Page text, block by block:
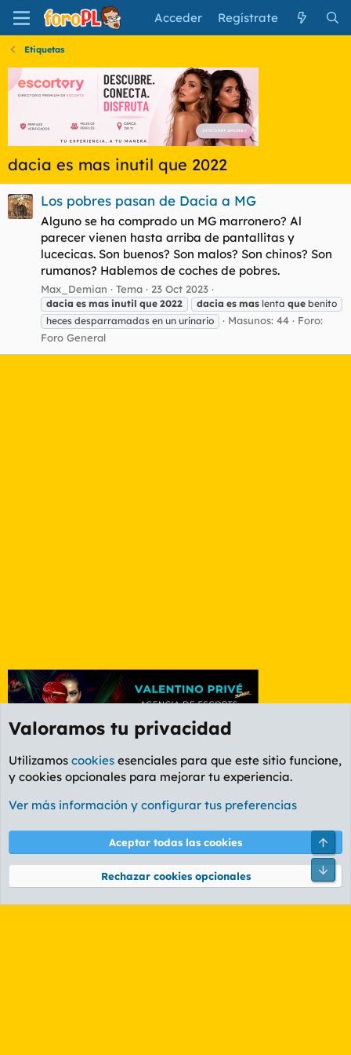
Acceder Regístrate
Etiquetas
dacia es mas inutil que 2022
Los pobres pasan de Dacia a MG
Alguno se ha comprado un MG marronero? Al
parecer vienen hasta arriba de pantallitas y
lucecicas. Son buenos? Son malos? Son chinos? Son
rumanos? Hablemos de coches de pobres.
Max_Demian Tema 23 Oct 2023
dacia es mas inutil que 2022 dacia es mas lenta que benito
heces desparramadas en un urinario
Masunos: 44
Foro:
Foro General
Etiquetas
Cookies
PL OLDSTYLE AMARILLO
Términos y reglas Política de privacidad Ayuda
Community platform by XenForo® © 2010-2026 XenForo Ltd.
Valoramos tu privacidad
Utilizamos cookies esenciales para que este sitio funcione,
y cookies opcionales para mejorar tu experiencia.
Ver más información y configurar tus preferencias
Aceptar todas las cookies
Rechazar cookies opcionales
Pie